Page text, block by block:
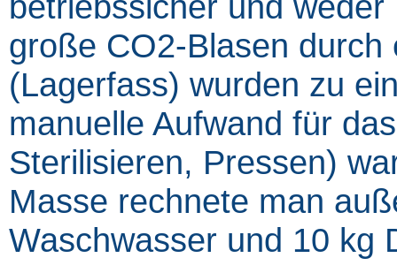
große CO2-Blasen durch
(Lagerfass) wurden zu
manuelle Aufwand für
Sterilisieren, Pressen)
Masse rechnete man
Waschwasser und 10 kg